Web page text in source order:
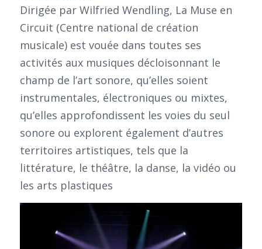
Dirigée par Wilfried Wendling, La Muse en
Circuit (Centre national de création
musicale) est vouée dans toutes ses
activités aux musiques décloisonnant le
champ de l’art sonore, qu’elles soient
instrumentales, électroniques ou mixtes,
qu’elles approfondissent les voies du seul
sonore ou explorent également d’autres
territoires artistiques, tels que la
littérature, le théâtre, la danse, la vidéo ou
les arts plastiques